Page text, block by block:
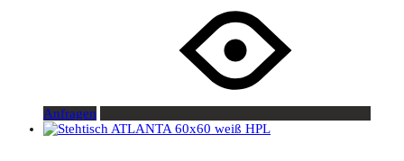
Anfragen